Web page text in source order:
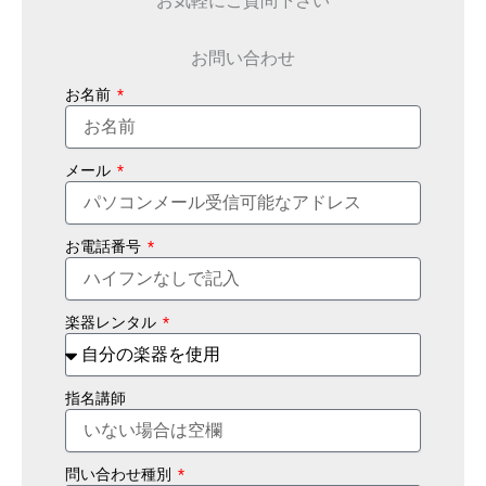
お問い合わせ
お名前
メール
お電話番号
楽器レンタル
指名講師
問い合わせ種別